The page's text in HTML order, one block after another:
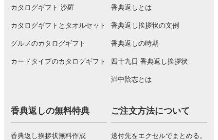
カタログギフト 沙羅
カタログギフトとタオルセット
グルメのカタログギフト
カードタイプのカタログギフト
香典返しとは
香典返し挨拶状の文例
香典返しの時期
四十九日 香典返し挨拶状
満中陰志とは
香典返しの無料特典
香典返し挨拶状無料作成
ご注文方法について
送付先をエクセルでまとめる。